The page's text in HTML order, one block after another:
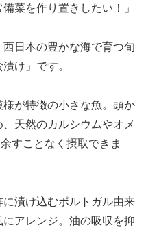
菜を作り置きしたい！」
日本の豊かな海で育つ旬
け」です。
が特徴の小さな魚。頭か
天然のカルシウムやオメ
すことなく摂取できま
漬け込むポルトガル由来
アレンジ。油の吸収を抑